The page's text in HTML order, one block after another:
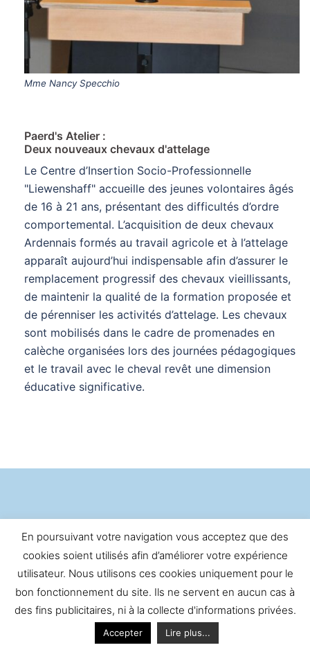
Mme Nancy Specchio
Paerd's Atelier :
Deux nouveaux chevaux d'attelage
Le Centre d’Insertion Socio-Professionnelle
"Liewenshaff" accueille des jeunes volontaires âgés
de 16 à 21 ans, présentant des difficultés d’ordre
comportemental. L’acquisition de deux chevaux
Ardennais formés au travail agricole et à l’attelage
apparaît aujourd’hui indispensable afin d’assurer le
remplacement progressif des chevaux vieillissants,
de maintenir la qualité de la formation proposée et
de pérenniser les activités d’attelage. Les chevaux
sont mobilisés dans le cadre de promenades en
calèche organisées lors des journées pédagogiques
et le travail avec le cheval revêt une dimension
éducative significative.
SUIVEZ-NOUS...
ARCHIVES
En poursuivant votre navigation vous acceptez que des
cookies soient utilisés afin d’améliorer votre expérience
utilisateur. Nous utilisons ces cookies uniquement pour le
bon fonctionnement du site. Ils ne servent en aucun cas à
des fins publicitaires, ni à la collecte d'informations privées.
Accepter Lire plus...